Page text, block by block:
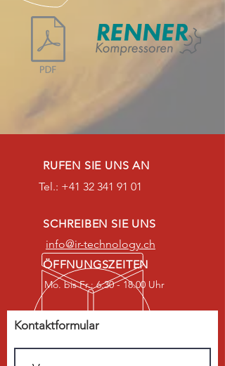
RUFEN SIE UNS AN
Tel.: +41 32 341 91 01
SCHREIBEN SIE UNS
info@ir-technology.ch
ÖFFNUNGSZEITEN
Mo. bis Fr.: 6.30 - 18.00 Uhr
Kontaktformular